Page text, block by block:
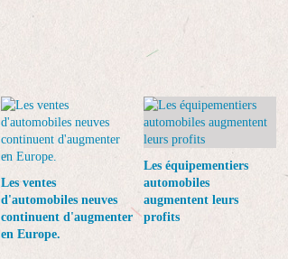
Les ventes
d'automobiles neuves
continuent d'augmenter
en Europe.
Les équipementiers
automobiles
augmentent leurs
profits